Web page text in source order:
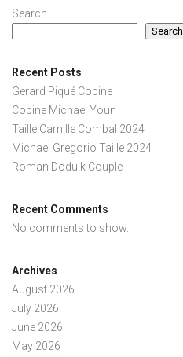
Search
Search
Recent Posts
Gerard Piqué Copine
Copine Michael Youn
Taille Camille Combal 2024
Michael Gregorio Taille 2024
Roman Doduik Couple
Recent Comments
No comments to show.
Archives
August 2026
July 2026
June 2026
May 2026